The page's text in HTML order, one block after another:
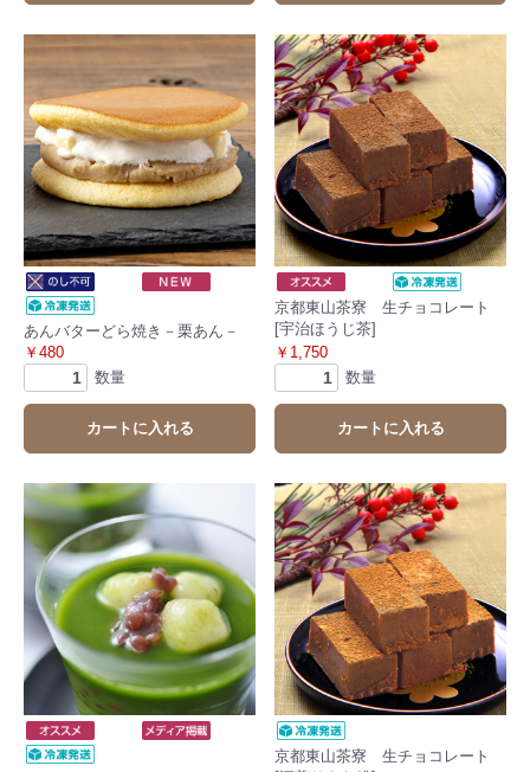
あんバターどら焼き－栗あん－
￥480
数量
カートに入れる
京都東山茶寮 生チョコレート
[宇治ほうじ茶]
￥1,750
数量
カートに入れる
京都東山茶寮 生チョコレート